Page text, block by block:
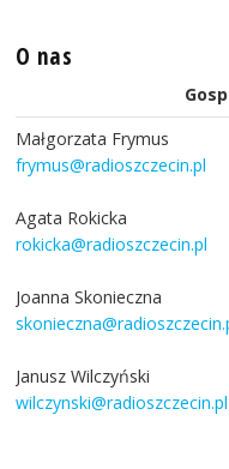
O nas
Małgorzata Frymus
frymus@radioszczecin.pl
Agata Rokicka
rokicka@radioszczecin.pl
Joanna Skonieczna
Janusz Wilczyński
wilczynski@radioszczecin.pl